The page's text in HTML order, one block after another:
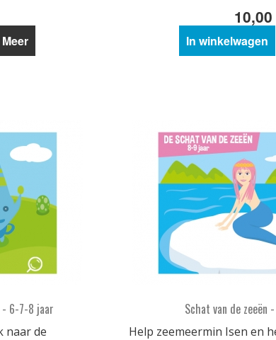
Meer In winkelwagen
- 6-7-8 jaar
naar de
Schat van de zeeën
Help zeemeermin Isen en